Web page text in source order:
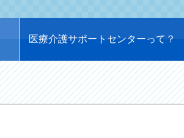
医療介護サポートセンターって？